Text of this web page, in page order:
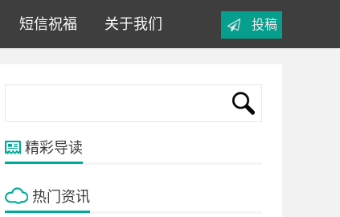
短信祝福 关于我们 投稿
精彩导读
热门资讯